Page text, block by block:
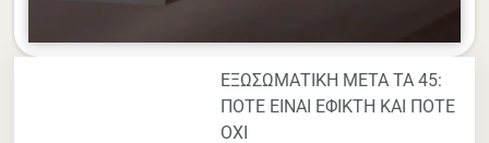
ΕΞΩΣΩΜΑΤΙΚΗ ΜΕΤΑ ΤΑ 45:
ΠΟΤΕ ΕΙΝΑΙ ΕΦΙΚΤΗ ΚΑΙ ΠΟΤΕ
ΟΧΙ